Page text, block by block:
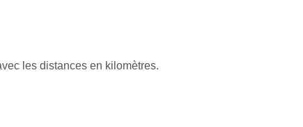
les distances en kilomètres.